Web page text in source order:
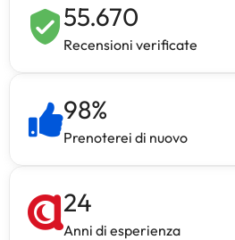
55.670
Recensioni verificate
98%
Prenoterei di nuovo
24
Anni di esperienza